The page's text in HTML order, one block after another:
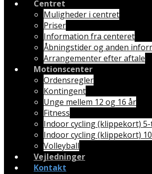
Centret
Muligheder i centret
Priser
Information fra centeret
Åbningstider og anden
Arrangementer efter aftale
Motionscenter
Ordensregler
Kontingent
Unge mellem 12 og 16 år
Fitness
Indoor cycling (klippekort)
Indoor cycling (klippekort)
Volleyball
Vejledninger
Kontakt